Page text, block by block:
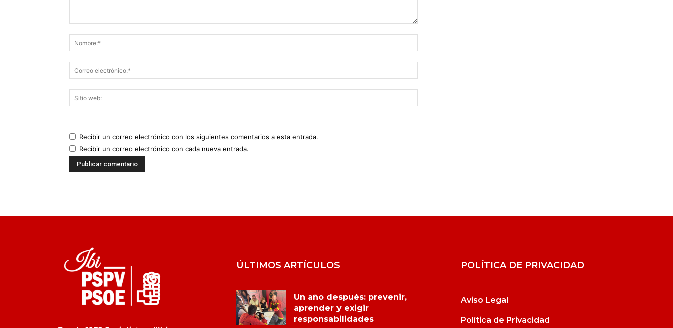
Recibir un correo electrónico con los siguientes comentarios a esta entrada.
Recibir un correo electrónico con cada nueva entrada.
ÚLTIMOS ARTÍCULOS
Un año después: prevenir,
aprender y exigir
responsabilidades
POLÍTICA DE PRIVACIDAD
Aviso Legal
Política de Privacidad